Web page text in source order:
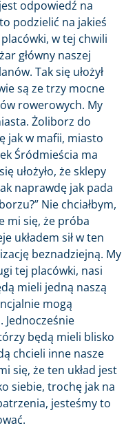
odpowiedź na
podzielić na jakieś
w tej chwili
główny naszej
Tak się ułożył
są ze trzy mocne
rowerowych. My
Żoliborz do
jak w mafii, miasto
Śródmieścia ma
ułożyło, że sklepy
naprawdę jak pada
Nie chciałbym,
mi się, że próba
układem sił w ten
beznadziejną. My
tej placówki, nasi
mieli jedną naszą
mogą
Jednocześnie
będą mieli blisko
chcieli inne nasze
się, że ten układ jest
siebie, trochę jak na
jesteśmy to